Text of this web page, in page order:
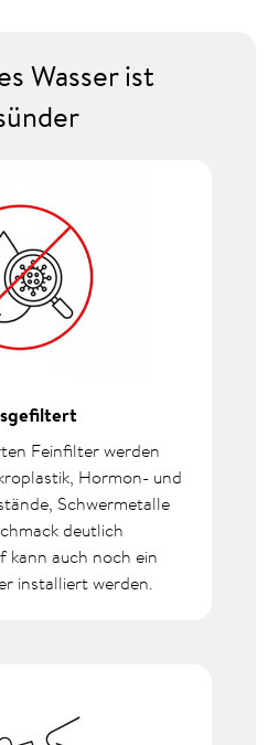
Wasser ist
Feinfilter werden
Hormon- und
Schwermetalle
deutlich
kann auch noch ein
installiert werden.